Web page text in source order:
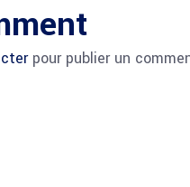
pour publier un